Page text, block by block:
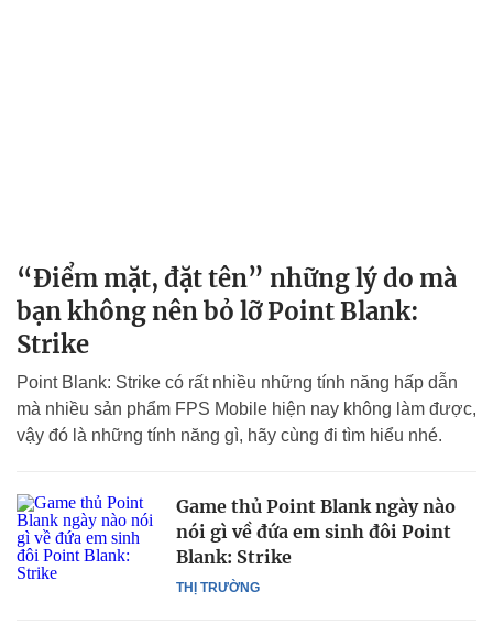
“Điểm mặt, đặt tên” những lý do mà
bạn không nên bỏ lỡ Point Blank:
Strike
Point Blank: Strike có rất nhiều những tính năng hấp dẫn
mà nhiều sản phẩm FPS Mobile hiện nay không làm được,
vậy đó là những tính năng gì, hãy cùng đi tìm hiểu nhé.
THỊ TRƯỜNG
Game thủ Point Blank ngày nào
nói gì về đứa em sinh đôi Point
Blank: Strike